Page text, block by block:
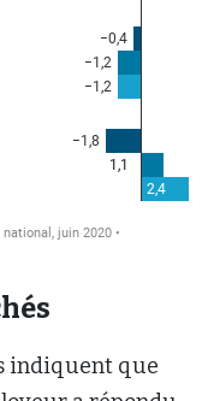
indiquent que